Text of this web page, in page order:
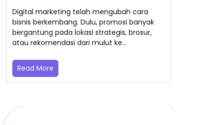
Digital marketing telah mengubah cara
bisnis berkembang. Dulu, promosi banyak
bergantung pada lokasi strategis, brosur,
atau rekomendasi dari mulut ke…
Read More